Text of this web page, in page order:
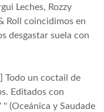
Leches, Rozzy
Roll coincidimos en
desgastar suela con
Todo un coctail de
Editados con
'' (Oceánica y Saudade